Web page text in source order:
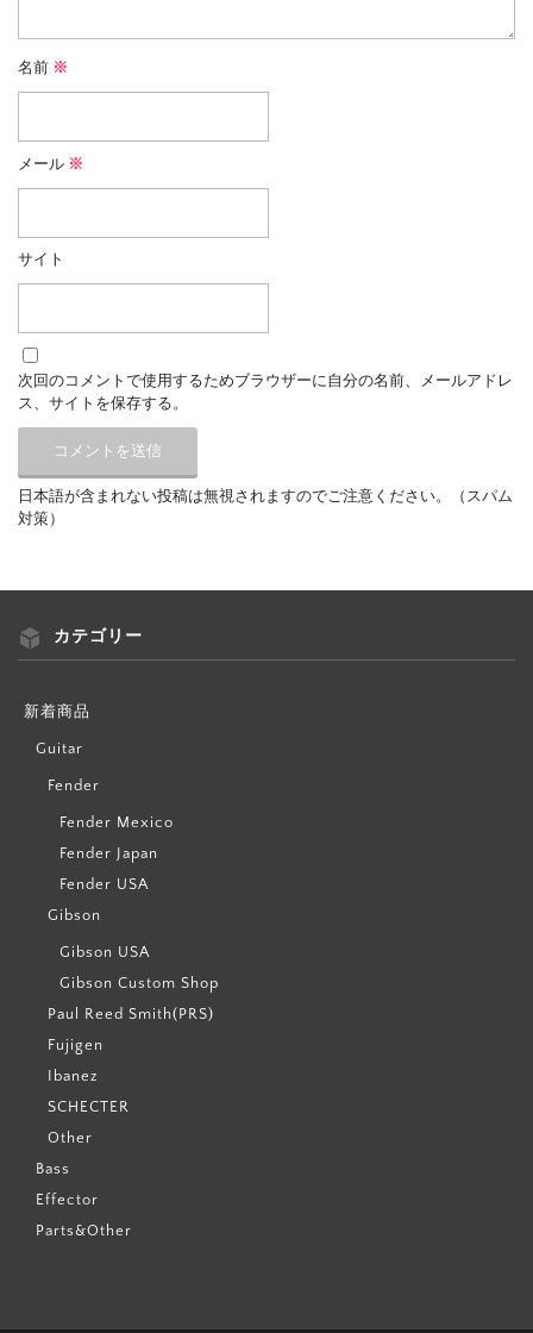
名前 ※
メール ※
サイト
次回のコメントで使用するためブラウザーに自分の名前、メールアドレ
ス、サイトを保存する。
日本語が含まれない投稿は無視されますのでご注意ください。（スパム
対策）
カテゴリー
新着商品
Guitar
Fender
Fender Mexico
Fender Japan
Fender USA
Gibson
Gibson USA
Gibson Custom Shop
Paul Reed Smith(PRS)
Fujigen
Ibanez
SCHECTER
Other
Bass
Effector
Parts&Other